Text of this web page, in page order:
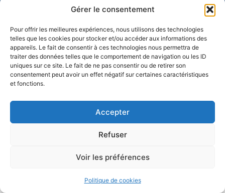
Gérer le consentement
Pour offrir les meilleures expériences, nous utilisons des technologies
telles que les cookies pour stocker et/ou accéder aux informations des
appareils. Le fait de consentir à ces technologies nous permettra de
traiter des données telles que le comportement de navigation ou les ID
uniques sur ce site. Le fait de ne pas consentir ou de retirer son
consentement peut avoir un effet négatif sur certaines caractéristiques
et fonctions.
Accepter
Refuser
Voir les préférences
Politique de cookies
AccessibilitéConfidentialitéMentions légales
Plan du site